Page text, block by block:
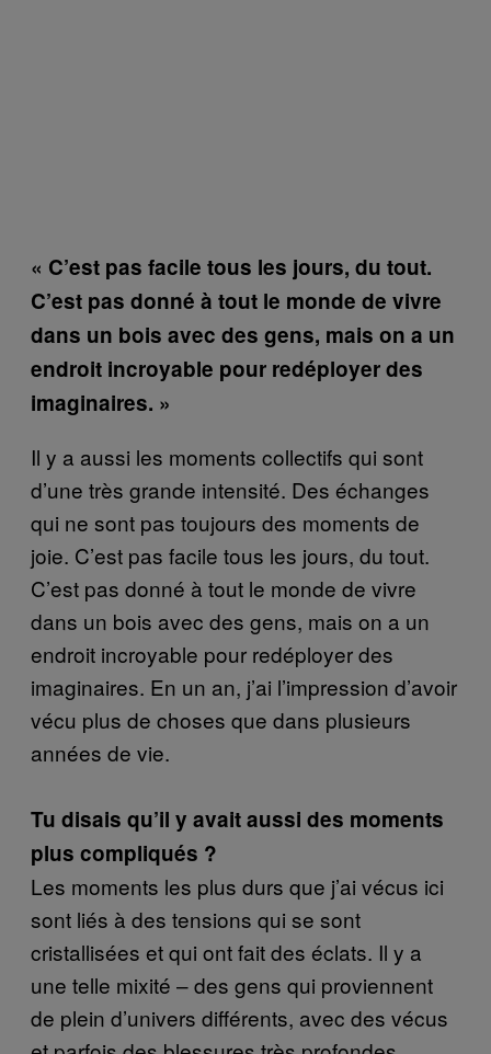
« C’est pas facile tous les jours, du tout.
C’est pas donné à tout le monde de vivre
dans un bois avec des gens, mais on a un
endroit incroyable pour redéployer des
imaginaires. »
Il y a aussi les moments collectifs qui sont
d’une très grande intensité. Des échanges
qui ne sont pas toujours des moments de
joie. C’est pas facile tous les jours, du tout.
C’est pas donné à tout le monde de vivre
dans un bois avec des gens, mais on a un
endroit incroyable pour redéployer des
imaginaires. En un an, j’ai l’impression d’avoir
vécu plus de choses que dans plusieurs
années de vie.
Tu disais qu’il y avait aussi des moments
plus compliqués ?
Les moments les plus durs que j’ai vécus ici
sont liés à des tensions qui se sont
cristallisées et qui ont fait des éclats. Il y a
une telle mixité – des gens qui proviennent
de plein d’univers différents, avec des vécus